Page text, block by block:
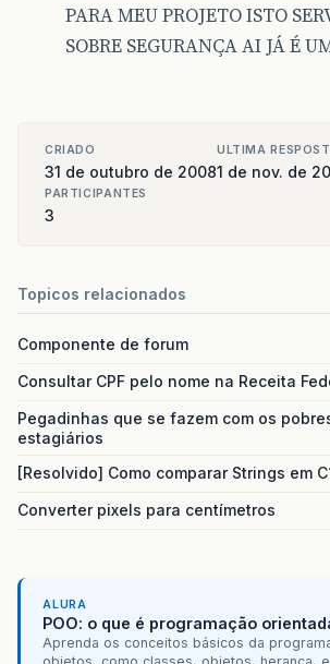
PARA MEU PROJETO ISTO
SOBRE SEGURANÇA AI JÁ É
CRIADO
31 de outubro de 2008
ULTIMA
1 de nov. de
PARTICIPANTES
3
Topicos relacionados
Componente de forum
Consultar CPF pelo nome na Receita
Pegadinhas que se fazem com os
estagiários
[Resolvido] Como comparar Strings em
Converter pixels para centímetros
ALURA
POO: o que é programação
Aprenda os conceitos básicos da